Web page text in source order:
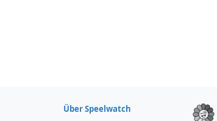
Über Speelwatch